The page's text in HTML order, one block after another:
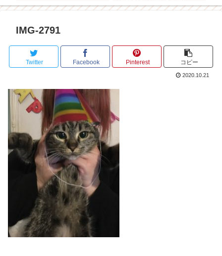
IMG-2791
Twitter Facebook Pinterest コピー
2020.10.21